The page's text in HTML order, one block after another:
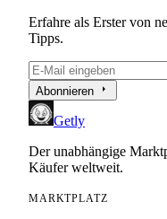
Erfahre als Erster von
Tipps.
Abonnieren arrow_right
Getly
Der unabhängige
Käufer weltweit.
MARKTPLATZ